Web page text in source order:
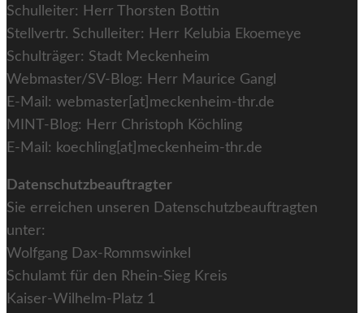
Schulleiter: Herr Thorsten Bottin
Stellvertr. Schulleiter: Herr Kelubia Ekoemeye
Schulträger: Stadt Meckenheim
Webmaster/SV-Blog: Herr Maurice Gangl
E-Mail: webmaster[at]meckenheim-thr.de
MINT-Blog: Herr Christoph Köchling
E-Mail: koechling[at]meckenheim-thr.de
Datenschutzbeauftragter
Sie erreichen unseren Datenschutzbeauftragten
unter:
Wolfgang Dax-Rommswinkel
Schulamt für den Rhein-Sieg Kreis
Kaiser-Wilhelm-Platz 1